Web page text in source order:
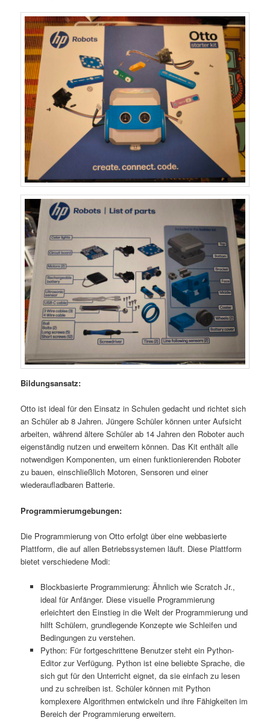
Bildungsansatz:
Otto ist ideal für den Einsatz in Schulen gedacht und richtet sich
an Schüler ab 8 Jahren. Jüngere Schüler können unter Aufsicht
arbeiten, während ältere Schüler ab 14 Jahren den Roboter auch
eigenständig nutzen und erweitern können. Das Kit enthält alle
notwendigen Komponenten, um einen funktionierenden Roboter
zu bauen, einschließlich Motoren, Sensoren und einer
wiederaufladbaren Batterie.
Programmierumgebungen:
Die Programmierung von Otto erfolgt über eine webbasierte
Plattform, die auf allen Betriebssystemen läuft. Diese Plattform
bietet verschiedene Modi:
Blockbasierte Programmierung: Ähnlich wie Scratch Jr.,
ideal für Anfänger. Diese visuelle Programmierung
erleichtert den Einstieg in die Welt der Programmierung und
hilft Schülern, grundlegende Konzepte wie Schleifen und
Bedingungen zu verstehen.
Python: Für fortgeschrittene Benutzer steht ein Python-
Editor zur Verfügung. Python ist eine beliebte Sprache, die
sich gut für den Unterricht eignet, da sie einfach zu lesen
und zu schreiben ist. Schüler können mit Python
komplexere Algorithmen entwickeln und ihre Fähigkeiten im
Bereich der Programmierung erweitern.